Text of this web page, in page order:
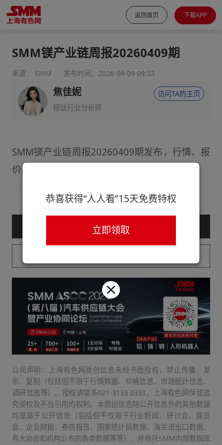
返回首页 下载APP
SMM镁产业链周报20260409期
来源： SMM 发布时间：2026-04-09 09:33
焦佳妮
镁钛行业分析师
访问TA的主页
SMM镁产业链周报20260409期发布，行情、报
价、资讯一览无余!
— 购买服务后查看全文 —
公司声明：上海有色网原创信息未经书面授权，禁止传播、发
布、复制（包括但不限于行情数据、价格信息、市场统计信息、
调研信息等）。授权请联系021-3133 0333。上海有色网保留追
究侵权及不当引用的权利。本原创信息除公开信息外的其他数据
均是基于公开信息（包括但不仅限于行业新闻、研讨会、展览
会、企业财报、券商报告、国家统计局数据、海关进出口数据、
各大协会和机构公布的各类数据等等），并依托SMM内部数据库
恭喜获得“人人看”15天免费特权
立即领取